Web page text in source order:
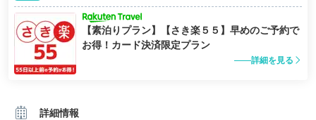
【素泊りプラン】【さき楽５５】早めのご予約で
お得！カード決済限定プラン
詳細を見る
詳細情報